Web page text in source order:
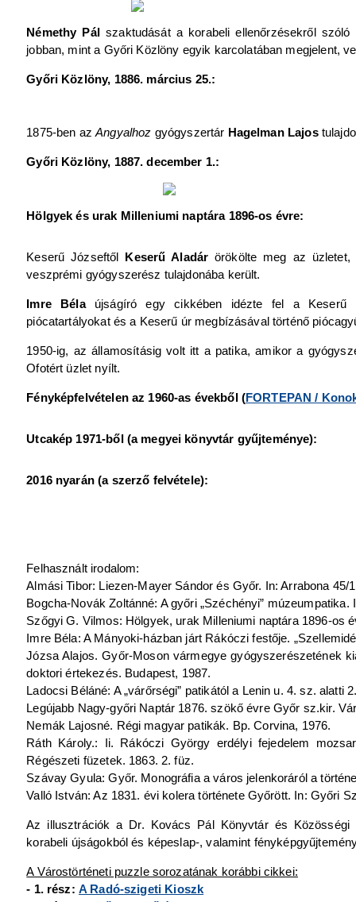
Némethy Pálszaktudását a korabeli ellenőrzésekről
jobban, mint a Győri Közlöny egyik karcolatában megjelent,
Győri Közlöny, 1886. március 25.:
1875-ben azAngyalhoz gyógyszertár Hagelman Lajos
Győri Közlöny, 1887. december 1.:
Hölgyek és urak Milleniumi naptára 1896-os évre:
Keserű Józseftől Keserű Aladár örökölte meg az üzletet,
veszprémi gyógyszerész tulajdonába került.
Imre Bélaújságíró egy cikkében idézte fel a Keserű
piócatartályokat és a Keserű úr megbízásával történő
1950-ig, az államosításig volt itt a patika, amikor a
Ofotért üzlet nyílt.
Fényképfelvételen az 1960-as évekből (FORTEPAN /
Utcakép 1971-ből (a megyei könyvtár gyűjteménye):
2016 nyarán (a szerző felvétele):
Felhasznált irodalom:
Almási Tibor: Liezen-Mayer Sándor és Győr. In: Arrabona 45/
Bogcha-Novák Zoltánné: A győri „Széchényi”
Szőgyi G. Vilmos: Hölgyek, urak Milleniumi naptára 1896-os
Imre Béla: A Mányoki-házban járt Rákóczi festője.
Józsa Alajos. Győr-Moson vármegye gyógyszerészetének
doktori értekezés. Budapest, 1987.
Ladocsi Béláné: A „várőrségi” patikától a Lenin u. 4. sz.
Legújabb Nagy-győri Naptár 1876. szökő évre Győr sz.kir.
Nemák Lajosné. Régi magyar patikák. Bp. Corvina, 1976.
Ráth Károly.: Ii. Rákóczi György erdélyi fejedelem
Régészeti füzetek. 1863. 2. füz.
Szávay Gyula: Győr. Monográfia a város jelenkoráról a
Valló István: Az 1831. évi kolera története Győrött. In: Győri
Az illusztrációk a Dr. Kovács Pál Könyvtár és Közösségi
korabeli újságokból és képeslap-, valamint
A Várostörténeti puzzle sorozatának korábbi cikkei:
- 1. rész: A Radó-szigeti Kioszk